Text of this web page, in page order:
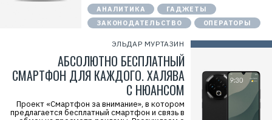
АНАЛИТИКА
ГАДЖЕТЫ
ЗАКОНОДАТЕЛЬСТВО
ОПЕРАТОРЫ
ЭЛЬДАР МУРТАЗИН
АБСОЛЮТНО БЕСПЛАТНЫЙ
СМАРТФОН ДЛЯ КАЖДОГО. ХАЛЯВА
С НЮАНСОМ
Проект «Смартфон за внимание», в котором
предлагается бесплатный смартфон и связь в
V
f
n
x
y
T